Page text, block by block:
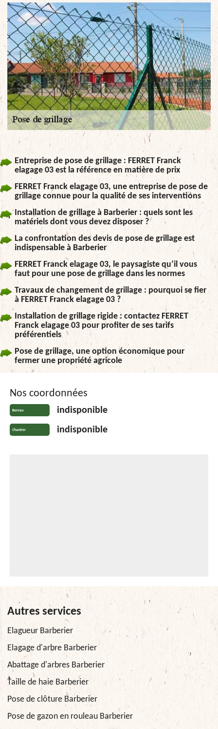
Entreprise de pose de grillage : FERRET Franck
elagage 03 est la référence en matière de prix
FERRET Franck elagage 03, une entreprise de pose de
grillage connue pour la qualité de ses interventions
Installation de grillage à Barberier : quels sont les
matériels dont vous devez disposer ?
La confrontation des devis de pose de grillage est
indispensable à Barberier
FERRET Franck elagage 03, le paysagiste qu’il vous
faut pour une pose de grillage dans les normes
Travaux de changement de grillage : pourquoi se fier
à FERRET Franck elagage 03 ?
Installation de grillage rigide : contactez FERRET
Franck elagage 03 pour profiter de ses tarifs
préférentiels
Pose de grillage, une option économique pour
fermer une propriété agricole
Nos coordonnées
Bureau indisponible
Chantier indisponible
Autres services
Elagueur Barberier
Elagage d'arbre Barberier
Abattage d'arbres Barberier
Taille de haie Barberier
Pose de clôture Barberier
Pose de gazon en rouleau Barberier